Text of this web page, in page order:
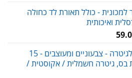
הוא:
59.00 ₪.
למכונית - כולל תאורת לד כחולה
ואיכותית
המחיר
הוא:
59.00 ₪.
אוסף מפרטים לגיטרה - צבעוניים ומעוצבים - 15
בס, גיטרה חשמלית / אקוסטית /